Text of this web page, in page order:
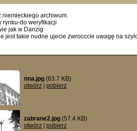
niemieckiego archiwum.
rynku-do weryfikacji
jak w Danzig
jest takie nudne ujecie.zwrocccie uwagę na
nna.jpg (63.7 KB)
otwórz
pobierz
zabrane2.jpg (57.4 KB)
otwórz
pobierz